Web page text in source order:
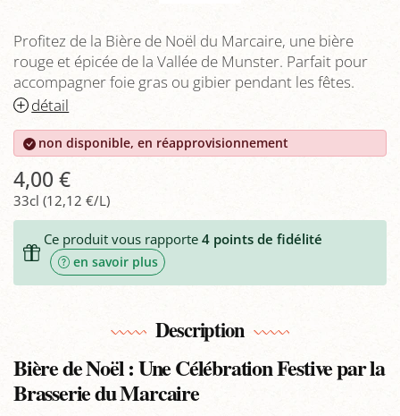
Profitez de la Bière de Noël du Marcaire, une bière
rouge et épicée de la Vallée de Munster. Parfait pour
accompagner foie gras ou gibier pendant les fêtes.
détail
non disponible, en réapprovisionnement
4,00 €
33cl (12,12 €/L)
Ce produit vous rapporte 4points de fidélité
en savoir plus
Description
Bière de Noël : Une Célébration Festive par la
Brasserie du Marcaire